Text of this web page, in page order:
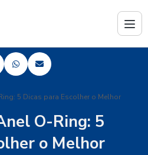
5 Dicas para Escolher o Melhor
O-Ring: 5
o Melhor